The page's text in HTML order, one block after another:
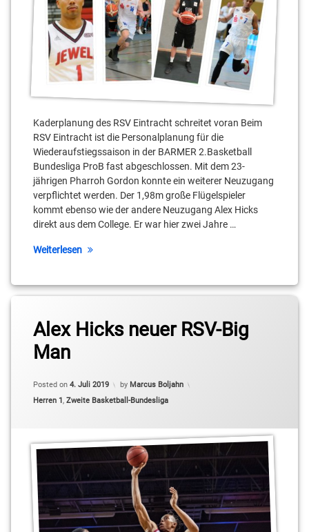
Kaderplanung des RSV Eintracht schreitet voran Beim
RSV Eintracht ist die Personalplanung für die
Wiederaufstiegssaison in der BARMER 2.Basketball
Bundesliga ProB fast abgeschlossen. Mit dem 23-
jährigen Pharroh Gordon konnte ein weiterer Neuzugang
verpflichtet werden. Der 1,98m große Flügelspieler
kommt ebenso wie der andere Neuzugang Alex Hicks
direkt aus dem College. Er war hier zwei Jahre …
Weiterlesen
Leonik
Wadehn
Matt
Gordon
Stahnsdorf
Teltow
Vladimir
Alex Hicks neuer RSV-Big
Man
Posted on 4. Juli 2019
Updated on4. Juli 2019
by Marcus Boljahn
Categories:
Herren 1, Zweite Basketball-Bundesliga
2.
Basketball-
Bundesliga
Pro B
Akim-
Jamal
Alex
Hicks
Joshua
Bothe
Kai